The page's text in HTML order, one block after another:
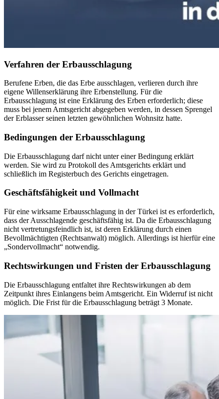
Verfahren der Erbausschlagung
Berufene Erben, die das Erbe ausschlagen, verlieren durch ihre
eigene Willenserklärung ihre Erbenstellung. Für die
Erbausschlagung ist eine Erklärung des Erben erforderlich; diese
muss bei jenem Amtsgericht abgegeben werden, in dessen Sprengel
der Erblasser seinen letzten gewöhnlichen Wohnsitz hatte.
Bedingungen der Erbausschlagung
Die Erbausschlagung darf nicht unter einer Bedingung erklärt
werden. Sie wird zu Protokoll des Amtsgerichts erklärt und
schließlich im Registerbuch des Gerichts eingetragen.
Geschäftsfähigkeit und Vollmacht
Für eine wirksame Erbausschlagung in der Türkei ist es erforderlich,
dass der Ausschlagende geschäftsfähig ist. Da die Erbausschlagung
nicht vertretungsfeindlich ist, ist deren Erklärung durch einen
Bevollmächtigten (Rechtsanwalt) möglich. Allerdings ist hierfür eine
„Sondervollmacht“ notwendig.
Rechtswirkungen und Fristen der Erbausschlagung
Die Erbausschlagung entfaltet ihre Rechtswirkungen ab dem
Zeitpunkt ihres Einlangens beim Amtsgericht. Ein Widerruf ist nicht
möglich. Die Frist für die Erbausschlagung beträgt 3 Monate.